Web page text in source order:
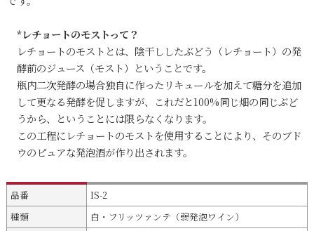
*レチョートのモストって？
レチョートのモストとは、陰干ししたぶどう（レチョート）の発
酵前のジュース（モスト）ということです。
瓶内二次発酵の場合独自に作ったリキュールを加えて糖分を追加
して更なる発酵を促しますが、これだと100%同じ畑の同じぶど
うから、ということには限らなくなります。
この工程にレチョートのモストを使用することにより、そのブド
ウのピュアな発泡酒が作り出されます。
品番
IS-2
種類
白・フリッツァンテ（弱発泡ワイン）